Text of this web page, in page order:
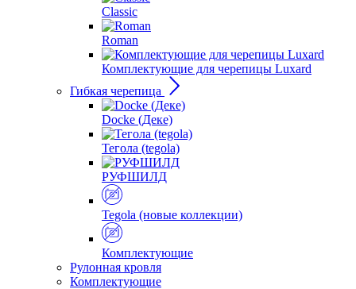
Сlassic
Roman
Комплектующие для черепицы Luxard
Гибкая черепица
Docke (Деке)
Тегола (tegola)
РУФШИЛД
Tegola (новые коллекции)
Комплектующие
Рулонная кровля
Комплектующие